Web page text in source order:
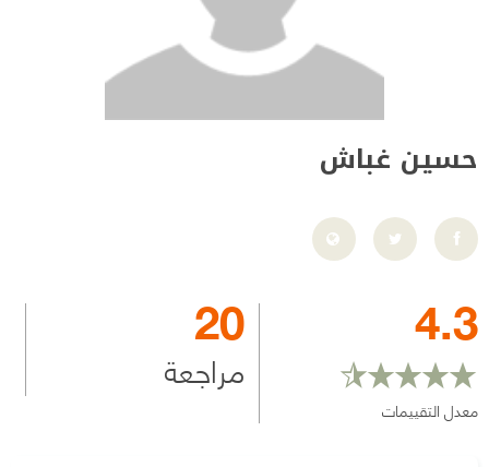
حسين غباش
4.3
معدل التقييمات
20
مراجعة